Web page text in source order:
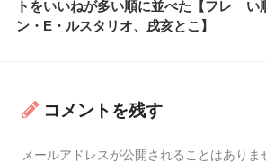
トをいいねが多い順に並べた【フレ
ン・E・ルスタリオ、戌亥とこ】
い
コメントを残す
メールアドレスが公開されることはありま